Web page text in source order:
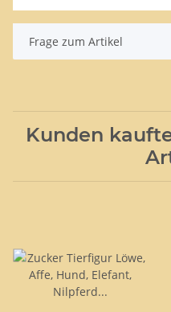
Frage zum Artikel
Kunden